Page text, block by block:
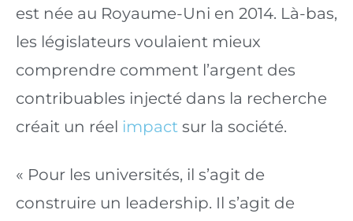
est née au Royaume-Uni en 2014. Là-bas,
les législateurs voulaient mieux
comprendre comment l’argent des
contribuables injecté dans la recherche
créait un réel impact sur la société.
« Pour les universités, il s’agit de
construire un leadership. Il s’agit de